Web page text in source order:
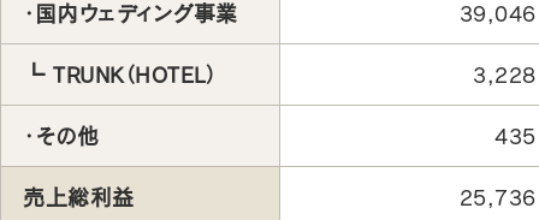
・国内ウェディング事業 39,046
┗ TRUNK（HOTEL） 3,228
・その他 435
売上総利益 25,736